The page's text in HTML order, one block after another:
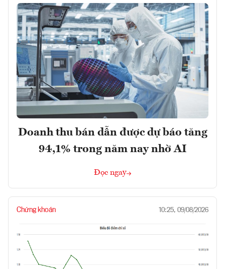
Doanh thu bán dẫn được dự báo tăng
94,1% trong năm nay nhờ AI
Đọc ngay
Chứng khoán 10:25, 09/08/2026